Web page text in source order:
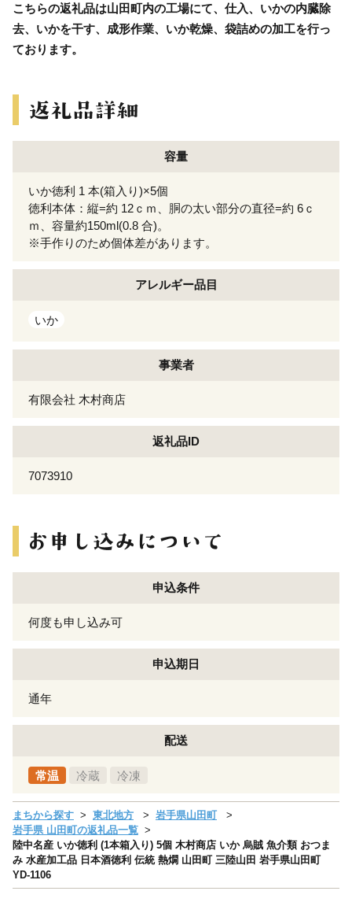
こちらの返礼品は山田町内の工場にて、仕入、いかの内臓除
去、いかを干す、成形作業、いか乾燥、袋詰めの加工を行っ
ております。
容量
いか徳利 1 本(箱入り)×5個
徳利本体：縦=約 12ｃｍ、胴の太い部分の直径=約 6ｃ
ｍ、容量約150ml(0.8 合)。
※手作りのため個体差があります。
アレルギー品目
いか
事業者
有限会社 木村商店
返礼品ID
7073910
申込条件
何度も申し込み可
申込期日
通年
配送
常温 冷蔵 冷凍
まちから探す 東北地方
岩手県山田町
岩手県 山田町の返礼品一覧
陸中名産 いか徳利 (1本箱入り) 5個 木村商店 いか 烏賊 魚介類 おつま
み 水産加工品 日本酒徳利 伝統 熱燗 山田町 三陸山田 岩手県山田町
YD-1106